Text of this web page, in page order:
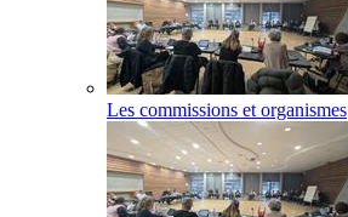
Les commissions et organismes